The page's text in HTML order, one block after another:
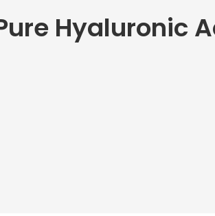
Hyaluronic